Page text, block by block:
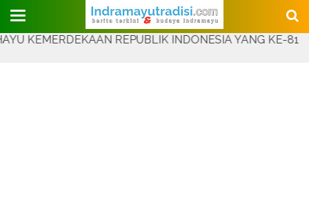
Judul Website
REPUBLIK INDONESIA YANG KE-81